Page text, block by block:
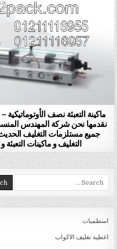
ماكينة التعبئة نصف
نقدمها نحن شركة المهندس
جميع مستلزمات التغليف
التغليف و ماكينات
Search for:
اسطمبات
اغطية تغليف الاكواب